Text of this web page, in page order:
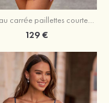
Fourreau carrée paillettes courte/mini robe de fête de la rentrée
129 €